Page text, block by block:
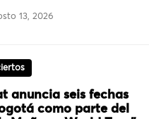
13, 2026
anuncia seis fechas
como parte del